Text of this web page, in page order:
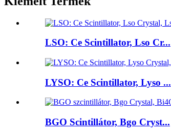
LSO: Ce Scintillator, Lso Cr...
LYSO: Ce Scintillator, Lyso ...
BGO Scintillátor, Bgo Cryst...